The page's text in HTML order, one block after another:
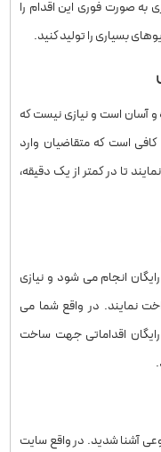
به صورت فوری این اقدام را
بسیاری را تولید کنید.
آسان است و نیازی نیست که
کافی است که متقاضیان وارد
تا در کمتر از یک دقیقه،
انجام می شود و نیازی
نمایند. در واقع شما می
اقداماتی جهت ساخت
آشنا شدید. در واقع سایت